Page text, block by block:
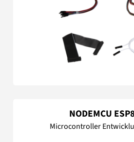
NODEMCU
Microcontroller